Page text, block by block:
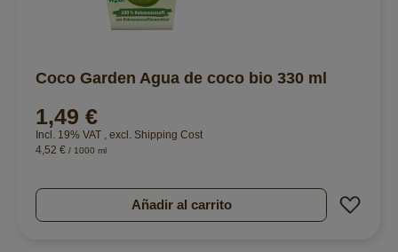
Coco Garden Agua de coco bio 330 ml
1,49 €
Incl. 19% VAT excl. Shipping Cost
4,52 € / 1000 ml
Añadir al carrito